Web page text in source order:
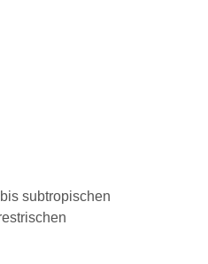
subtropischen